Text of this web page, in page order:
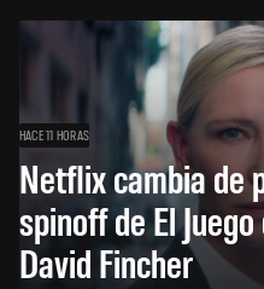
HACE 11 HORAS
Netflix cambia de
spinoff de El
David Fincher